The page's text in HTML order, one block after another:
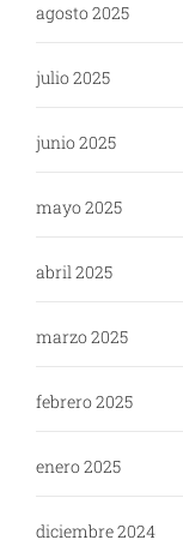
agosto 2025
julio 2025
junio 2025
mayo 2025
abril 2025
marzo 2025
febrero 2025
enero 2025
diciembre 2024